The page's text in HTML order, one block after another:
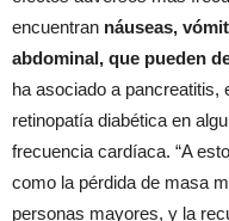
encuentran náuseas,
abdominal, que pueden
ha asociado a pancreatitis,
retinopatía diabética en
frecuencia cardíaca. “A
como la pérdida de masa
personas mayores, y la